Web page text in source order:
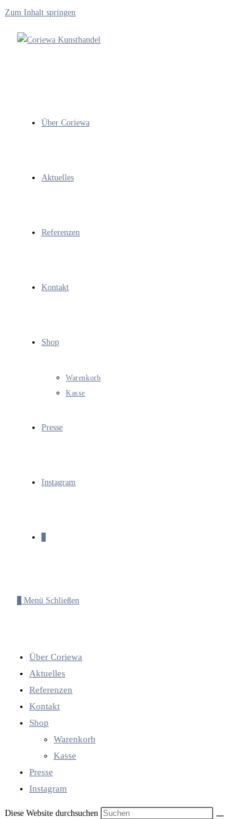
Zum Inhalt springen
Über Coriewa
Aktuelles
Referenzen
Kontakt
Shop
Warenkorb
Kasse
Presse
Instagram
Menü Schließen
Über Coriewa
Aktuelles
Referenzen
Kontakt
Shop
Warenkorb
Kasse
Presse
Instagram
Diese Website durchsuchen